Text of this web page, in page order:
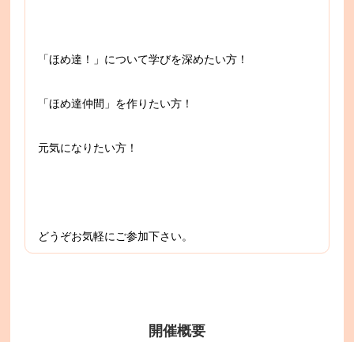
「ほめ達！」について学びを深めたい方！
「ほめ達仲間」を作りたい方！
元気になりたい方！
どうぞお気軽にご参加下さい。
開催概要